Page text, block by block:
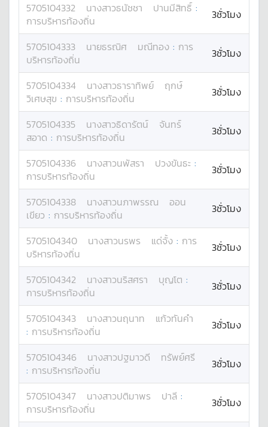
5705104332 นางสาวธนัชชา ปานมีสิทธิ์ :
การบริหารท้องถิ่น
3ชั่วโมง
5705104333 นายธรณิศ มณีทอง : การ
บริหารท้องถิ่น
3ชั่วโมง
5705104334 นางสาวธาราทิพย์
ฤกษ์
วิเศษสุข : การบริหารท้องถิ่น 3ชั่วโมง
5705104335 นางสาวธิดารัตน์
จันทร์
สอาด : การบริหารท้องถิ่น 3ชั่วโมง
5705104336 นางสาวนพัสรา ปวงขันธะ :
การบริหารท้องถิ่น
3ชั่วโมง
5705104338 นางสาวนภาพรรณ
ออน
เขียว : การบริหารท้องถิ่น 3ชั่วโมง
5705104340 นางสาวนรพร แด่จั้ง : การ
บริหารท้องถิ่น
3ชั่วโมง
5705104342 นางสาวนริสศรา บุญโต :
การบริหารท้องถิ่น
3ชั่วโมง
5705104343 นางสาวนฤนาท
แก้วทันคำ
: การบริหารท้องถิ่น 3ชั่วโมง
5705104346 นางสาวปฐมาวดี
ทรัพย์ศรี
: การบริหารท้องถิ่น 3ชั่วโมง
5705104347 นางสาวปติมาพร ปาลี :
การบริหารท้องถิ่น
3ชั่วโมง